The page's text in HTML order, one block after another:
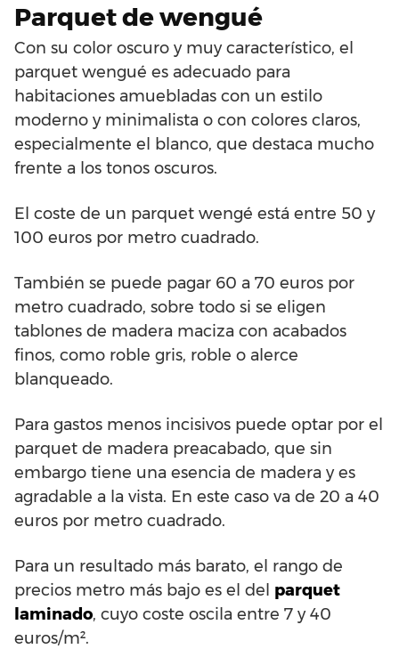
Parquet de wengué
Con su color oscuro y muy característico, el
parquet wengué es adecuado para
habitaciones amuebladas con un estilo
moderno y minimalista o con colores claros,
especialmente el blanco, que destaca mucho
frente a los tonos oscuros.
El coste de un parquet wengé está entre 50 y
100 euros por metro cuadrado.
También se puede pagar 60 a 70 euros por
metro cuadrado, sobre todo si se eligen
tablones de madera maciza con acabados
finos, como roble gris, roble o alerce
blanqueado.
Para gastos menos incisivos puede optar por el
parquet de madera preacabado, que sin
embargo tiene una esencia de madera y es
agradable a la vista. En este caso va de 20 a 40
euros por metro cuadrado.
Para un resultado más barato, el rango de
precios metro más bajo es el del parquet
laminado, cuyo coste oscila entre 7 y 40
euros/m².